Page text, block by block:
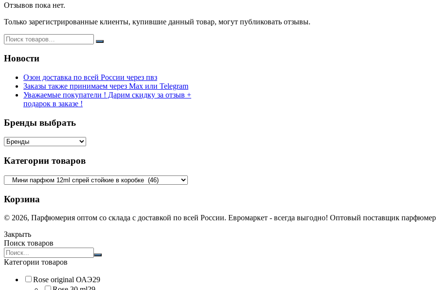
Отзывов пока нет.
Только зарегистрированные клиенты, купившие данный товар, могут публиковать отзывы.
Новости
Озон доставка по всей России через пвз
Заказы также принимаем через Max или Telegram
Уважаемые покупатели ! Дарим скидку за отзыв +
подарок в заказе !
Бренды выбрать
Категории товаров
Корзина
© 2026, Парфюмерия оптом со склада с доставкой по всей России. Евромаркет - всегда выгодно! Оптовый поставщик
Закрыть
Поиск товаров
Search
products:
Категории товаров
Rose original ОАЭ29